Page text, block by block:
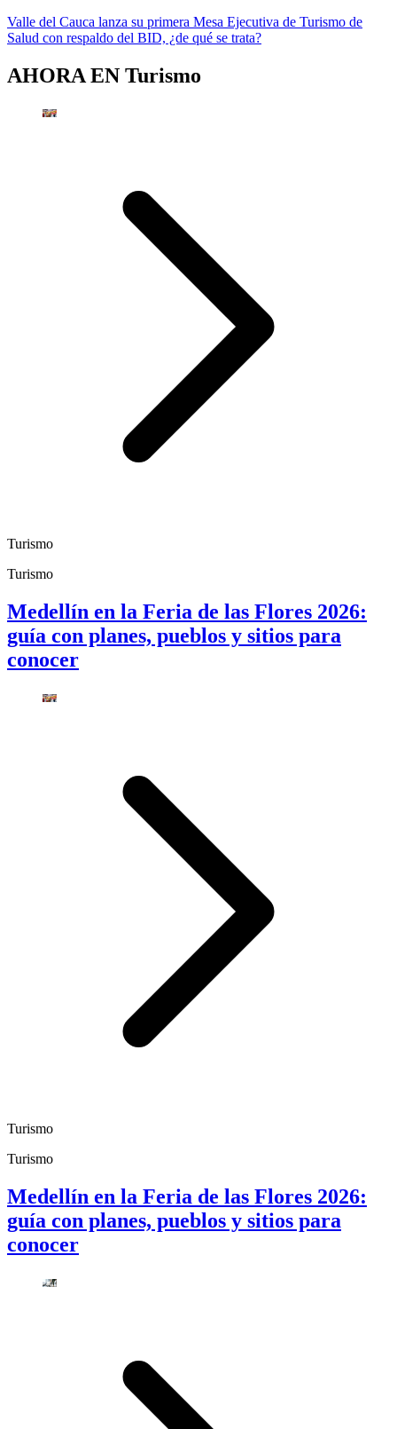
Valle del Cauca lanza su primera Mesa Ejecutiva de Turismo de
Salud con respaldo del BID, ¿de qué se trata?
AHORA EN Turismo
Turismo
Turismo
Medellín en la Feria de las Flores 2026:
guía con planes, pueblos y sitios para
conocer
Turismo
Turismo
Medellín en la Feria de las Flores 2026:
guía con planes, pueblos y sitios para
conocer